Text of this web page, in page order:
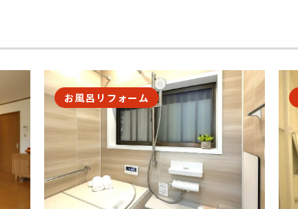
お風呂リフォーム